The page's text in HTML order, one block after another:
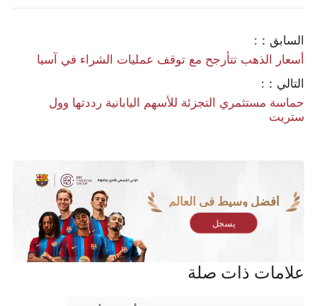
السابق：:
أسعار الذهب تتأرجح مع توقف عمليات الشراء في آسيا
التالي：:
حماسة مستثمري التجزئة للأسهم اليابانية رددتها وول
ستريت
أفضل وسيط في العالم
يسجل
علامات ذات صلة